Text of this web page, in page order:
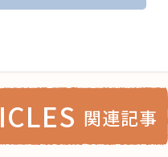
関連記事